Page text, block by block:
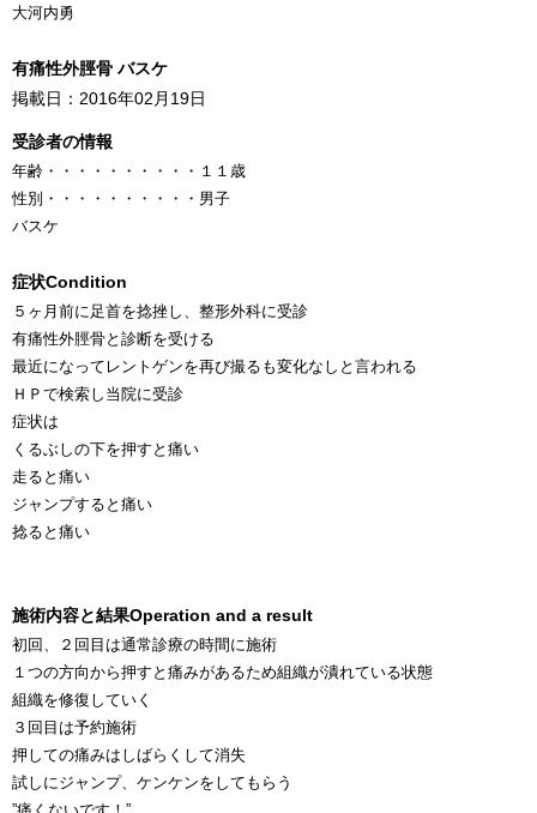
大河内勇
有痛性外脛骨 バスケ
掲載日：2016年02月19日
受診者の情報
年齢 ・・・・・・・・・・ １１歳
性別 ・・・・・・・・・・ 男子
バスケ
症状Condition
５ヶ月前に足首を捻挫し、整形外科に受診
有痛性外脛骨と診断を受ける
最近になってレントゲンを再び撮るも変化なしと言われる
ＨＰで検索し当院に受診
症状は
くるぶしの下を押すと痛い
走ると痛い
ジャンプすると痛い
捻ると痛い
施術内容と結果Operation and a result
初回、２回目は通常診療の時間に施術
１つの方向から押すと痛みがあるため組織が潰れている状態
組織を修復していく
３回目は予約施術
押しての痛みはしばらくして消失
試しにジャンプ、ケンケンをしてもらう